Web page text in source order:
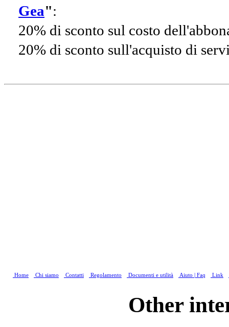
Gea":
20% di sconto sul costo
20% di sconto sull'acquisto di
Home Chi siamo Contatti Regolamento Documenti e utilità Aiuto | Faq Link
Other